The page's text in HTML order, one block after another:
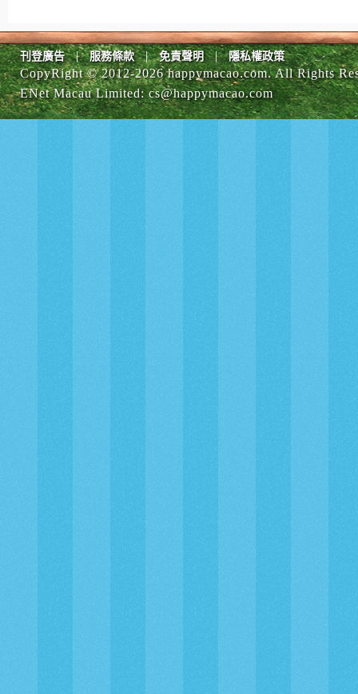
刊登廣告 | 服務條款 | 免責聲明 | 隱私權政策
CopyRight © 2012-2026 happymacao.com. All Rights
ENet Macau Limited:cs@happymacao.com